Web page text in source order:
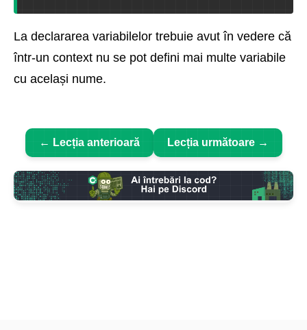
La declararea variabilelor trebuie avut în vedere că
într-un context nu se pot defini mai multe variabile
cu același nume.
← Lecția anterioară Lecția următoare →